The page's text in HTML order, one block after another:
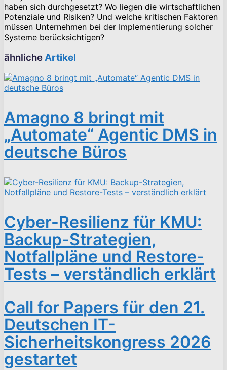
haben sich durchgesetzt? Wo liegen die wirtschaftlichen
Potenziale und Risiken? Und welche kritischen Faktoren
müssen Unternehmen bei der Implementierung solcher
Systeme berücksichtigen?
ähnliche Artikel
Amagno 8 bringt mit
„Automate“ Agentic DMS in
deutsche Büros
Cyber-Resilienz für KMU:
Backup-Strategien,
Notfallpläne und Restore-
Tests – verständlich erklärt
Call for Papers für den 21.
Deutschen IT-
Sicherheitskongress 2026
gestartet